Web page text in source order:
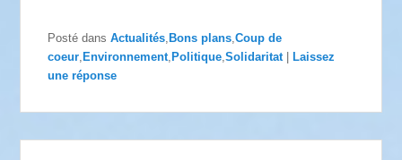
Posté dans Actualités, Bons plans,Coup de
coeur, Environnement, Politique,Solidaritat
Laissez
une réponse